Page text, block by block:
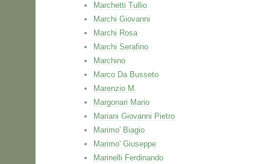
Marchetti Tullio
Marchi Giovanni
Marchi Rosa
Marchi Serafino
Marchino
Marco Da Busseto
Marenzio M.
Margonari Mario
Mariani Giovanni Pietro
Marimo' Biagio
Marimo' Giuseppe
Marinelli Ferdinando